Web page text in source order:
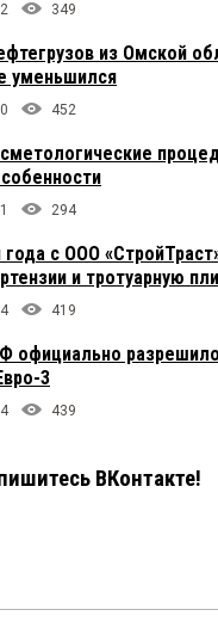
2 349
из Омской
уменьшился
0 452
1 294
года с ООО
и тротуарную
4 419
официально
3
4 439
ВКонтакте!